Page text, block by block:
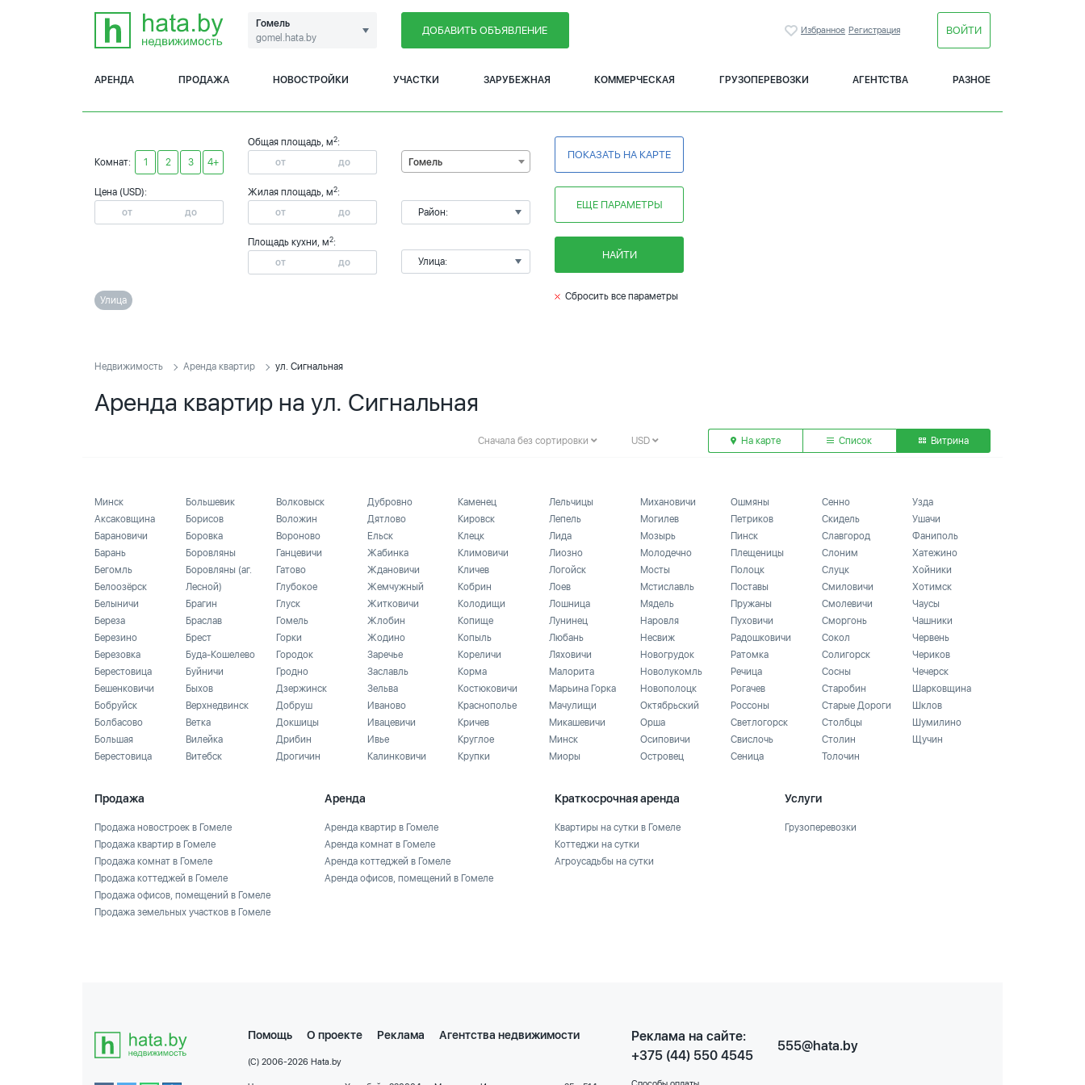
Гомель
gomel.hata.by
ДОБАВИТЬ ОБЪЯВЛЕНИЕ Избранное Регистрация ВОЙТИ
АРЕНДА ПРОДАЖА НОВОСТРОЙКИ УЧАСТКИ ЗАРУБЕЖНАЯ КОММЕРЧЕСКАЯ ГРУЗОПЕРЕВОЗКИ АГЕНТСТВА РАЗНОЕ
Комнат: 1 2 3 4+
Цена (USD):
Общая площадь, м2:
Жилая площадь, м2:
Площадь кухни, м2:
Гомель
Район:
Улица:
ПОКАЗАТЬ НА КАРТЕ
ЕЩЕ ПАРАМЕТРЫ
НАЙТИ
Улица Сбросить все параметры
Недвижимость Аренда квартир ул. Сигнальная
Аренда квартир на ул. Сигнальная
Сначала без сортировки USD На карте Список Витрина
Минск
Аксаковщина
Барановичи
Барань
Бегомль
Белоозёрск
Белыничи
Береза
Березино
Березовка
Берестовица
Бешенковичи
Бобруйск
Болбасово
Большая
Берестовица
Большевик
Борисов
Боровка
Боровляны
Боровляны (аг.
Лесной)
Брагин
Браслав
Брест
Буда-Кошелево
Буйничи
Быхов
Верхнедвинск
Ветка
Вилейка
Витебск
Волковыск
Воложин
Вороново
Ганцевичи
Гатово
Глубокое
Глуск
Гомель
Горки
Городок
Гродно
Дзержинск
Добруш
Докшицы
Дрибин
Дрогичин
Дубровно
Дятлово
Ельск
Жабинка
Ждановичи
Жемчужный
Житковичи
Жлобин
Жодино
Заречье
Заславль
Зельва
Иваново
Ивацевичи
Ивье
Калинковичи
Каменец
Кировск
Клецк
Климовичи
Кличев
Кобрин
Колодищи
Копище
Копыль
Кореличи
Корма
Костюковичи
Краснополье
Кричев
Круглое
Крупки
Лельчицы
Лепель
Лида
Лиозно
Логойск
Лоев
Лошница
Лунинец
Любань
Ляховичи
Малорита
Марьина Горка
Мачулищи
Микашевичи
Минск
Миоры
Михановичи
Могилев
Мозырь
Молодечно
Мосты
Мстиславль
Мядель
Наровля
Несвиж
Новогрудок
Новолукомль
Новополоцк
Октябрьский
Орша
Осиповичи
Островец
Ошмяны
Петриков
Пинск
Плещеницы
Полоцк
Поставы
Пружаны
Пуховичи
Радошковичи
Ратомка
Речица
Рогачев
Россоны
Светлогорск
Свислочь
Сеница
Сенно
Скидель
Славгород
Слоним
Слуцк
Смиловичи
Смолевичи
Сморгонь
Сокол
Солигорск
Сосны
Старобин
Старые Дороги
Столбцы
Столин
Толочин
Узда
Ушачи
Фаниполь
Хатежино
Хойники
Хотимск
Чаусы
Чашники
Червень
Чериков
Чечерск
Шарковщина
Шклов
Шумилино
Щучин
Продажа
Продажа новостроек в Гомеле
Продажа квартир в Гомеле
Продажа комнат в Гомеле
Продажа коттеджей в Гомеле
Продажа офисов, помещений в Гомеле
Продажа земельных участков в Гомеле
Аренда
Аренда квартир в Гомеле
Аренда комнат в Гомеле
Аренда коттеджей в Гомеле
Аренда офисов, помещений в Гомеле
Краткосрочная аренда
Квартиры на сутки в Гомеле
Коттеджи на сутки
Агроусадьбы на сутки
Услуги
Грузоперевозки
Помощь О проекте Реклама Агентства недвижимости
(C) 2006-2026 Hata.by
Реклама на сайте:
+375 (44) 550 4545
555@hata.by